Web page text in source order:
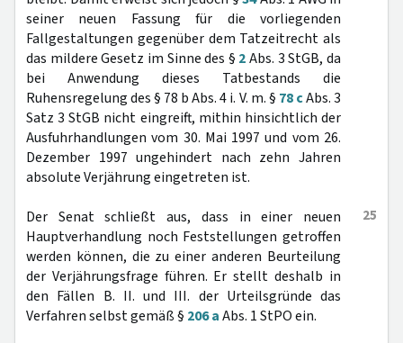
seiner neuen Fassung für die vorliegenden
Fallgestaltungen gegenüber dem Tatzeitrecht als
das mildere Gesetz im Sinne des § 2Abs. 3 StGB, da
bei Anwendung dieses Tatbestands die
Ruhensregelung des § 78 b Abs. 4 i. V. m. § 78 cAbs. 3
Satz 3 StGB nicht eingreift, mithin hinsichtlich der
Ausfuhrhandlungen vom 30. Mai 1997 und vom 26.
Dezember 1997 ungehindert nach zehn Jahren
absolute Verjährung eingetreten ist.
25
Der Senat schließt aus, dass in einer neuen
Hauptverhandlung noch Feststellungen getroffen
werden können, die zu einer anderen Beurteilung
der Verjährungsfrage führen. Er stellt deshalb in
den Fällen B. II. und III. der Urteilsgründe das
Verfahren selbst gemäß § 206 aAbs. 1 StPO ein.